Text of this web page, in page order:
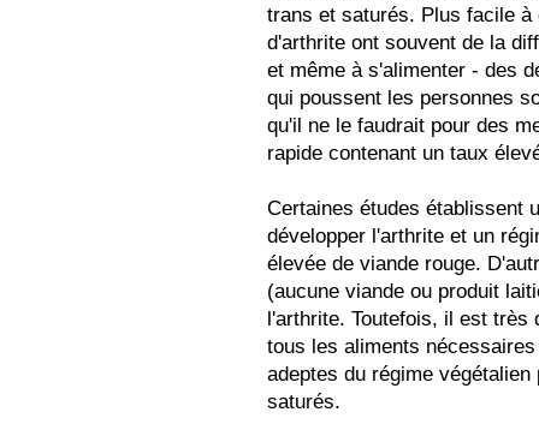
trans et saturés. Plus facile
d'arthrite ont souvent de la
et même à s'alimenter - des
qui poussent les personnes
qu'il ne le faudrait pour des
rapide contenant un taux
Certaines études établissent
développer l'arthrite et un
élevée de viande rouge.
(aucune viande ou produit
l'arthrite. Toutefois, il est très
tous les aliments
adeptes du régime
saturés.